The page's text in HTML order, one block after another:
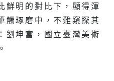
鮮明的對比下，顯得渾
觸琢磨中，不難窺探其
劉坤富，國立臺灣美術